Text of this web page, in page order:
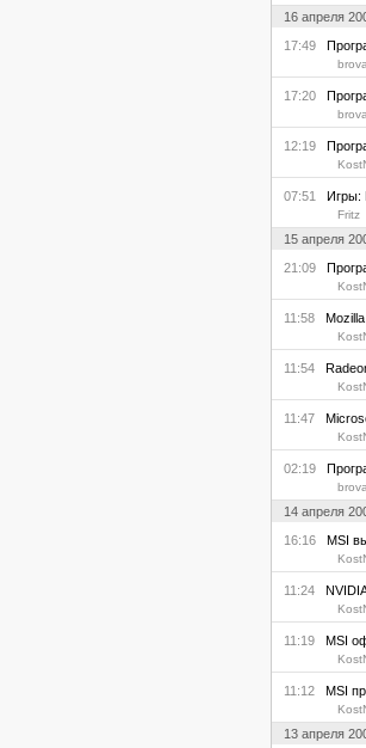
16 апреля
17:49
17:20
12:19
07:51 Игры:
Fritz
15 апреля
21:09
11:58 Mozilla
11:54
11:47
02:19
14 апреля
16:16 MSI
11:24
11:19 MSI
11:12 MSI
13 апреля